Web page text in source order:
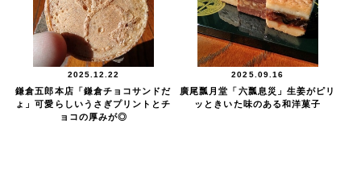
2025.12.22
鎌倉五郎本店「鎌倉チョコサンドだ
ょ」可愛らしいうさぎプリントとチ
ョコの厚みが◎
2025.09.16
廣尾瓢月堂「六瓢息災」生姜がピリ
ッときいた味のある和洋菓子